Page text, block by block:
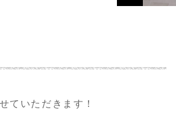
ていただきます！